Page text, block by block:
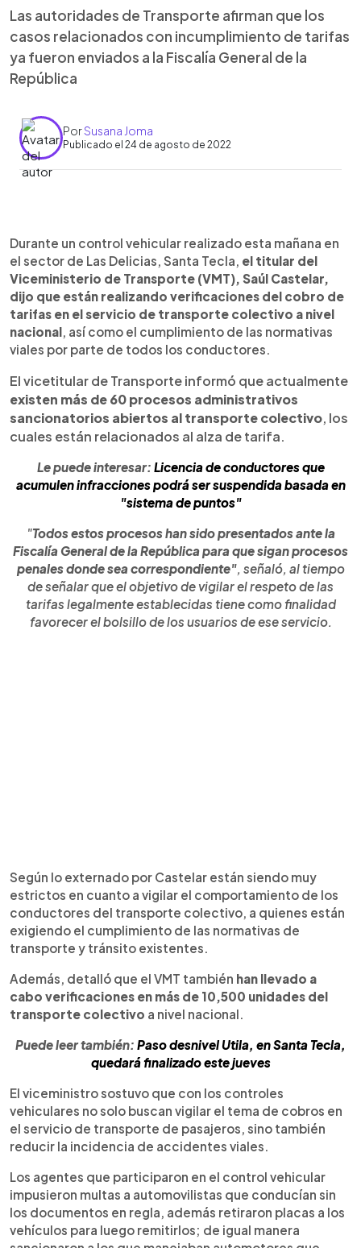
Las autoridades de Transporte afirman que los
casos relacionados con incumplimiento de tarifas
ya fueron enviados a la Fiscalía General de la
República
PorSusana Joma
Publicado el 24 de agosto de 2022
Escuchar artículo
Durante un control vehicular realizado esta mañana en
el sector de Las Delicias, Santa Tecla, el titular del
Viceministerio de Transporte (VMT), Saúl Castelar,
dijo que están realizando verificaciones del cobro de
tarifas en el servicio de transporte colectivo a nivel
nacional , así como el cumplimiento de las normativas
viales por parte de todos los conductores.
El vicetitular de Transporte informó que actualmente
existen más de 60 procesos administrativos
sancionatorios abiertos al transporte colectivo, los
cuales están relacionados al alza de tarifa.
Le puede interesar: Licencia de conductores que
acumulen infracciones podrá ser suspendida basada en
"sistema de puntos"
"Todos estos procesos han sido presentados ante la
Fiscalía General de la República para que sigan procesos
penales donde sea correspondiente", señaló, al tiempo
de señalar que el objetivo de vigilar el respeto de las
tarifas legalmente establecidas tiene como finalidad
favorecer el bolsillo de los usuarios de ese servicio.
Según lo externado por Castelar están siendo muy
estrictos en cuanto a vigilar el comportamiento de los
conductores del transporte colectivo, a quienes están
exigiendo el cumplimiento de las normativas de
transporte y tránsito existentes.
Además, detalló que el VMT también han llevado a
cabo verificaciones en más de 10,500 unidades del
transporte colectivo a nivel nacional.
Puede leer también: Paso desnivel Utila, en Santa Tecla,
quedará finalizado este jueves
El viceministro sostuvo que con los controles
vehiculares no solo buscan vigilar el tema de cobros en
el servicio de transporte de pasajeros, sino también
reducir la incidencia de accidentes viales.
Los agentes que participaron en el control vehicular
impusieron multas a automovilistas que conducían sin
los documentos en regla, además retiraron placas a los
vehículos para luego remitirlos; de igual manera